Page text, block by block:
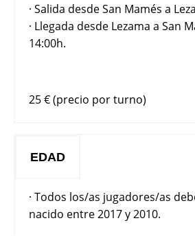
· Salida desde San Mamés a
· Llegada desde Lezama a San
14:00h.
25 € (precio por turno)
EDAD
· Todos los/as jugadores/as
nacido entre 2017 y 2010.